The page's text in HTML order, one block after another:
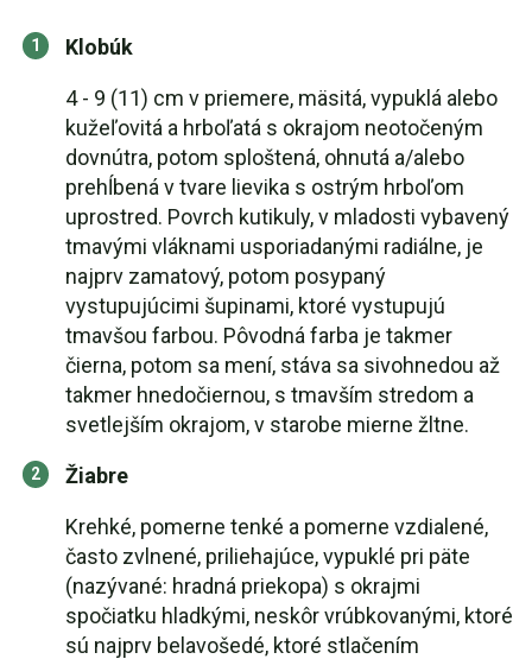
Klobúk
4 - 9 (11) cm v priemere, mäsitá, vypuklá alebo
kužeľovitá a hrboľatá s okrajom neotočeným
dovnútra, potom sploštená, ohnutá a/alebo
prehĺbená v tvare lievika s ostrým hrboľom
uprostred. Povrch kutikuly, v mladosti vybavený
tmavými vláknami usporiadanými radiálne, je
najprv zamatový, potom posypaný
vystupujúcimi šupinami, ktoré vystupujú
tmavšou farbou. Pôvodná farba je takmer
čierna, potom sa mení, stáva sa sivohnedou až
takmer hnedočiernou, s tmavším stredom a
svetlejším okrajom, v starobe mierne žltne.
Žiabre
Krehké, pomerne tenké a pomerne vzdialené,
často zvlnené, priliehajúce, vypuklé pri päte
(nazývané: hradná priekopa) s okrajmi
spočiatku hladkými, neskôr vrúbkovanými, ktoré
sú najprv belavošedé, ktoré stlačením